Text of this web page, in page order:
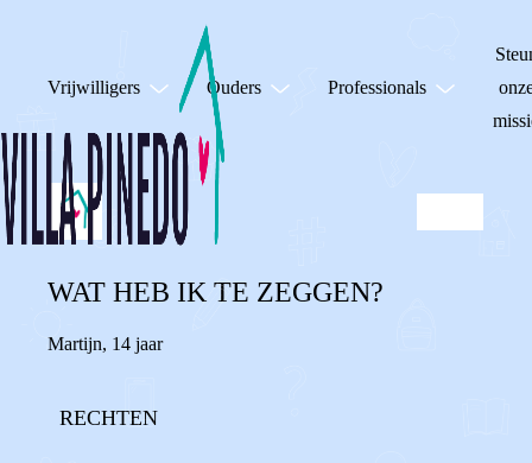
Vrijwilligers Ouders Professionals
WAT HEB IK TE ZEGGEN?
Martijn, 14 jaar
RECHTEN